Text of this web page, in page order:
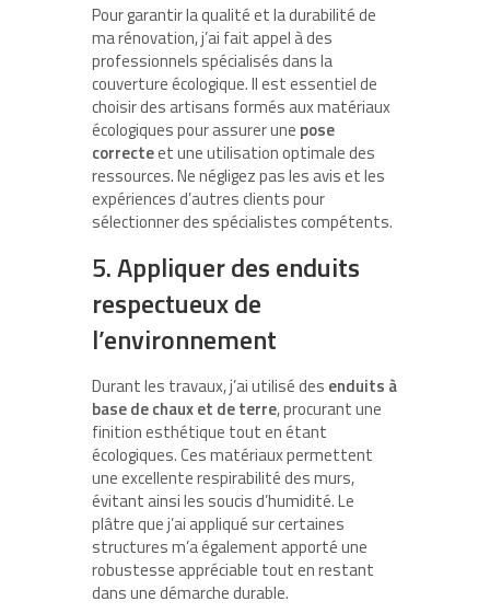
Pour garantir la qualité et la durabilité de
ma rénovation, j’ai fait appel à des
professionnels spécialisés dans la
couverture écologique. Il est essentiel de
choisir des artisans formés aux matériaux
écologiques pour assurer une pose
correcteet une utilisation optimale des
ressources. Ne négligez pas les avis et les
expériences d’autres clients pour
sélectionner des spécialistes compétents.
5. Appliquer des enduits
respectueux de
l’environnement
Durant les travaux, j’ai utilisé des enduits à
base de chaux et de terre, procurant une
finition esthétique tout en étant
écologiques. Ces matériaux permettent
une excellente respirabilité des murs,
évitant ainsi les soucis d’humidité. Le
plâtre que j’ai appliqué sur certaines
structures m’a également apporté une
robustesse appréciable tout en restant
dans une démarche durable.